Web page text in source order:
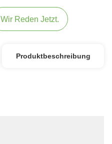
Wir Reden Jetzt.
Produktbeschreibung